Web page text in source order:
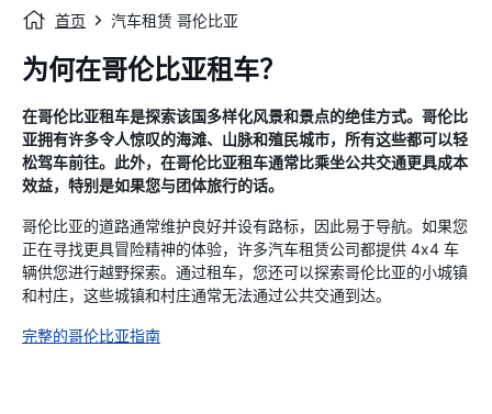
首页 汽车租赁 哥伦比亚
为何在哥伦比亚租车？
在哥伦比亚租车是探索该国多样化风景和景点的绝佳方式。哥伦比
亚拥有许多令人惊叹的海滩、山脉和殖民城市，所有这些都可以轻
松驾车前往。此外，在哥伦比亚租车通常比乘坐公共交通更具成本
效益，特别是如果您与团体旅行的话。
哥伦比亚的道路通常维护良好并设有路标，因此易于导航。如果您
正在寻找更具冒险精神的体验，许多汽车租赁公司都提供 4x4 车
辆供您进行越野探索。通过租车，您还可以探索哥伦比亚的小城镇
和村庄，这些城镇和村庄通常无法通过公共交通到达。
完整的哥伦比亚指南